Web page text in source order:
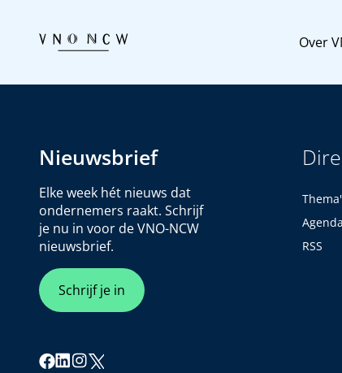
Over
Nieuwsbrief
Elke week hét nieuws dat
ondernemers raakt. Schrijf
je nu in voor de VNO-NCW
nieuwsbrief.
Schrijf je in
Agenda
RSS